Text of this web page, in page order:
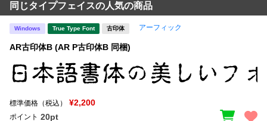
同じタイプフェイスの人気の商品
Windows True Type Font 古印体 アーフィック
AR古印体B (AR P古印体B 同梱)
標準価格（税込） ¥2,200
ポイント 20pt